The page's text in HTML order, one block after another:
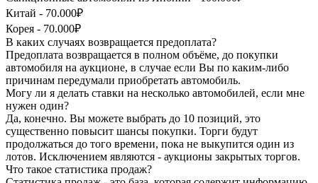
Китай - 70.000₽
Корея - 70.000₽
В каких случаях возвращается предоплата?
Предоплата возвращается в полном объёме, до покупки
автомобиля на аукционе, в случае если Вы по каким-либо
причинам передумали приобретать автомобиль.
Могу ли я делать ставки на несколько автомобилей, если мне
нужен один?
Да, конечно. Вы можете выбрать до 10 позиций, это
существенно повысит шансы покупки. Торги будут
продолжаться до того времени, пока не выкупится один из
лотов. Исключением являются - аукционы закрытых торгов.
Что такое статистика продаж?